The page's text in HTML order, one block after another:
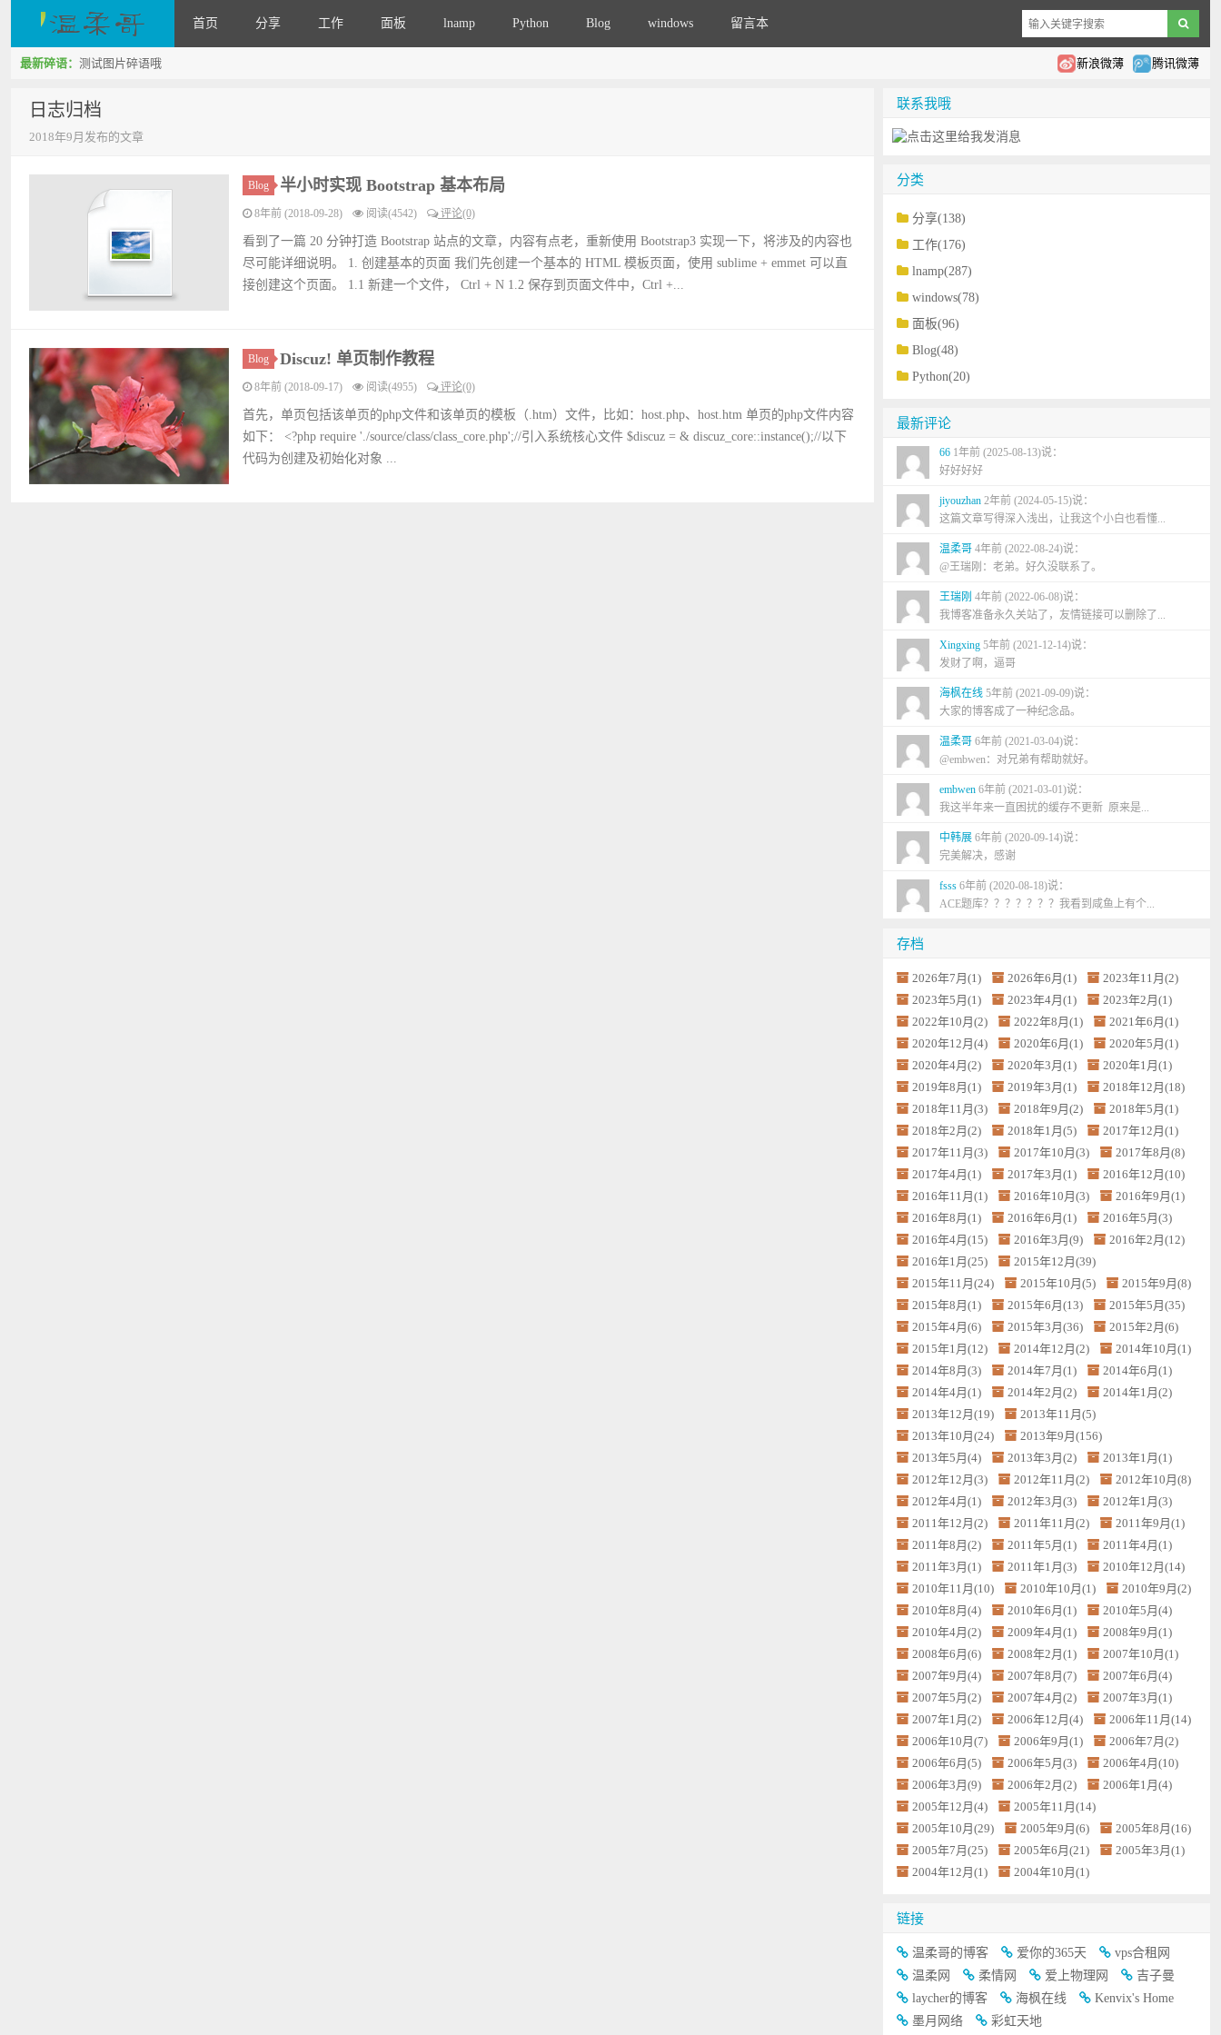
首页 分享 工作 面板 lnamp Python Blog windows 留言本
新浪微薄 腾讯微薄
最新碎语： 测试图片碎语哦
日志归档
2018年9月发布的文章
Blog 半小时实现 Bootstrap 基本布局
8年前 (2018-09-28) 阅读(4542) 评论(0)
看到了一篇 20 分钟打造 Bootstrap 站点的文章，内容有点老，重新使用 Bootstrap3 实现一下，将涉及的内容也
尽可能详细说明。 1. 创建基本的页面 我们先创建一个基本的 HTML 模板页面，使用 sublime + emmet 可以直
接创建这个页面。 1.1 新建一个文件， Ctrl + N 1.2 保存到页面文件中，Ctrl +...
Blog Discuz! 单页制作教程
8年前 (2018-09-17) 阅读(4955) 评论(0)
首先，单页包括该单页的php文件和该单页的模板（.htm）文件，比如：host.php、host.htm 单页的php文件内容
如下： <?php require './source/class/class_core.php';//引入系统核心文件 $discuz = & discuz_core::instance();//以下
代码为创建及初始化对象 ...
联系我哦
分类
分享(138)
工作(176)
lnamp(287)
windows(78)
面板(96)
Blog(48)
Python(20)
最新评论
66 1年前 (2025-08-13)说：
好好好好
jiyouzhan 2年前 (2024-05-15)说：
这篇文章写得深入浅出，让我这个小白也看懂...
温柔哥 4年前 (2022-08-24)说：
@王瑞刚：老弟。好久没联系了。
王瑞刚 4年前 (2022-06-08)说：
我博客准备永久关站了，友情链接可以删除了...
Xingxing 5年前 (2021-12-14)说：
发财了啊，逼哥
海枫在线 5年前 (2021-09-09)说：
大家的博客成了一种纪念品。
温柔哥 6年前 (2021-03-04)说：
@embwen：对兄弟有帮助就好。
embwen 6年前 (2021-03-01)说：
我这半年来一直困扰的缓存不更新 原来是...
中韩展 6年前 (2020-09-14)说：
完美解决，感谢
fsss 6年前 (2020-08-18)说：
ACE题库？？？？？？？我看到咸鱼上有个...
存档
2026年7月(1) 2026年6月(1)
2023年11月(2)
2023年5月(1)
2023年4月(1)
2023年2月(1)
2022年10月(2)
2022年8月(1)
2021年6月(1)
2020年12月(4)
2020年6月(1)
2020年5月(1)
2020年4月(2)
2020年3月(1)
2020年1月(1)
2019年8月(1)
2019年3月(1)
2018年12月(18)
2018年11月(3)
2018年9月(2)
2018年5月(1)
2018年2月(2)
2018年1月(5)
2017年12月(1)
2017年11月(3)
2017年10月(3)
2017年8月(8)
2017年4月(1)
2017年3月(1)
2016年12月(10)
2016年11月(1)
2016年10月(3)
2016年9月(1)
2016年8月(1)
2016年6月(1)
2016年5月(3)
2016年4月(15)
2016年3月(9)
2016年2月(12)
2016年1月(25)
2015年12月(39)
2015年11月(24)
2015年10月(5)
2015年9月(8)
2015年8月(1)
2015年6月(13)
2015年5月(35)
2015年4月(6)
2015年3月(36)
2015年2月(6)
2015年1月(12)
2014年12月(2)
2014年10月(1)
2014年8月(3)
2014年7月(1)
2014年6月(1)
2014年4月(1)
2014年2月(2)
2014年1月(2)
2013年12月(19)
2013年11月(5)
2013年10月(24)
2013年9月(156)
2013年5月(4)
2013年3月(2)
2013年1月(1)
2012年12月(3)
2012年11月(2)
2012年10月(8)
2012年4月(1)
2012年3月(3)
2012年1月(3)
2011年12月(2)
2011年11月(2)
2011年9月(1)
2011年8月(2)
2011年5月(1)
2011年4月(1)
2011年3月(1)
2011年1月(3)
2010年12月(14)
2010年11月(10)
2010年10月(1)
2010年9月(2)
2010年8月(4)
2010年6月(1)
2010年5月(4)
2010年4月(2)
2009年4月(1)
2008年9月(1)
2008年6月(6)
2008年2月(1)
2007年10月(1)
2007年9月(4)
2007年8月(7)
2007年6月(4)
2007年5月(2)
2007年4月(2)
2007年3月(1)
2007年1月(2)
2006年12月(4)
2006年11月(14)
2006年10月(7)
2006年9月(1)
2006年7月(2)
2006年6月(5)
2006年5月(3)
2006年4月(10)
2006年3月(9)
2006年2月(2)
2006年1月(4)
2005年12月(4)
2005年11月(14)
2005年10月(29)
2005年9月(6)
2005年8月(16)
2005年7月(25)
2005年6月(21)
2005年3月(1)
2004年12月(1)
2004年10月(1)
链接
温柔哥的博客 爱你的365天
vps合租网
温柔网
柔情网 爱上物理网
吉子曼
laycher的博客
海枫在线
Kenvix's Home
墨月网络
彩虹天地